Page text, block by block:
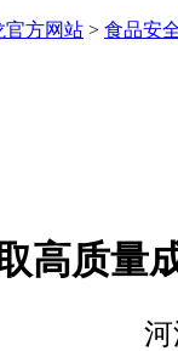
官方网站 > 食品安
高质量